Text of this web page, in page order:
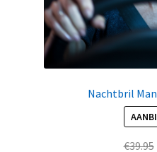
Nachtbril
€39.95